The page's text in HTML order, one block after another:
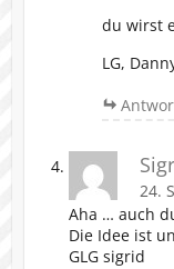
du wirst
LG,
24.
Aha … auch
Die Idee ist
GLG sigrid